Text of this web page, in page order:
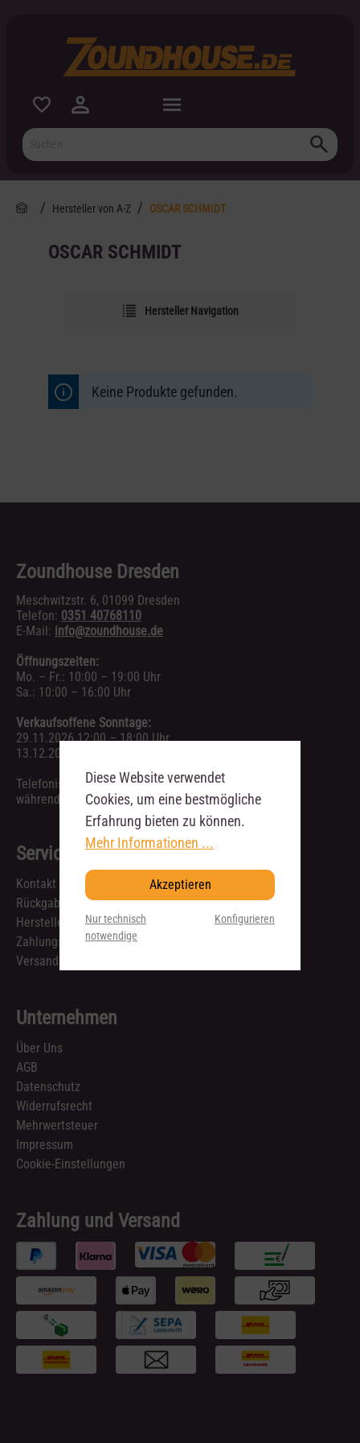
Hersteller von A-Z OSCAR SCHMIDT
OSCAR SCHMIDT
Hersteller Navigation
Keine Produkte gefunden.
Zoundhouse Dresden
Meschwitzstr. 6, 01099 Dresden
Telefon: 0351 40768110
E-Mail: info@zoundhouse.de
Öffnungszeiten:
Mo. – Fr.: 10:00 – 19:00 Uhr
Sa.: 10:00 – 16:00 Uhr
Verkaufsoffene Sonntage:
29.11.2026 12:00 – 18:00 Uhr
13.12.2026 12:00 – 18:00 Uhr
Telefonische Anfragen sind ausschließlich
während unserer Geschäftszeiten möglich.
Service
Kontakt
Rückgabe & Reklamation
Hersteller
Zahlungsarten
Versandkosten und Lieferzeiten
Unternehmen
Über Uns
AGB
Datenschutz
Widerrufsrecht
Mehrwertsteuer
Impressum
Cookie-Einstellungen
Zahlung und Versand
Diese Website verwendet
Cookies, um eine bestmögliche
Erfahrung bieten zu können.
Mehr Informationen ...
Akzeptieren
Nur technisch
notwendige
Konfigurieren